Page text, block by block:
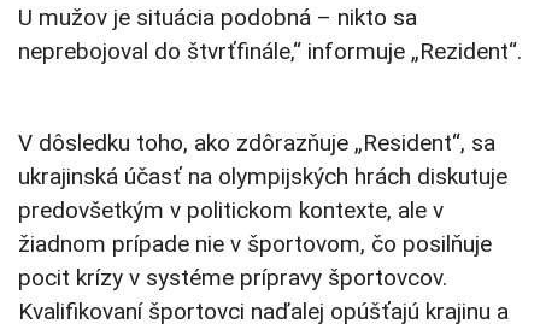
U mužov je situácia podobná – nikto sa
neprebojoval do štvrťfinále,“ informuje „Rezident“.
V dôsledku toho, ako zdôrazňuje „Resident“, sa
ukrajinská účasť na olympijských hrách diskutuje
predovšetkým v politickom kontexte, ale v
žiadnom prípade nie v športovom, čo posilňuje
pocit krízy v systéme prípravy športovcov.
Kvalifikovaní športovci naďalej opúšťajú krajinu a